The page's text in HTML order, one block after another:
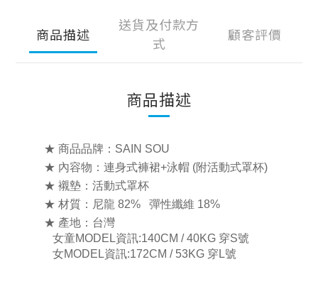
商品描述
送貨及付款方
式
顧客評價
商品描述
★ 商品品牌：SAIN SOU
★ 內容物：連身式褲裙+泳帽 (附活動式罩杯)
★ 襯墊：活動式罩杯
★ 材質：尼龍 82% 彈性纖維 18%
★ 產地：台灣
女童MODEL資訊:140CM / 40KG 穿S號
女MODEL資訊:172CM / 53KG 穿L號